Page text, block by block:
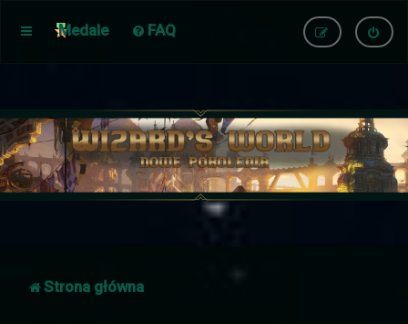
Medale FAQ
Strona główna